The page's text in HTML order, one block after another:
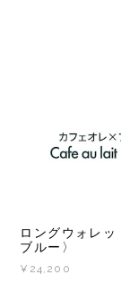
ロングウォレ
ブルー〉
¥24,200